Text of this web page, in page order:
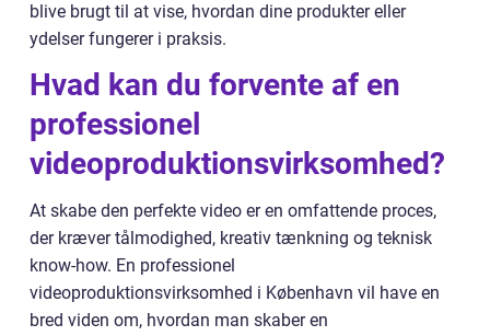
blive brugt til at vise, hvordan dine produkter eller
ydelser fungerer i praksis.
Hvad kan du forvente af en
professionel
videoproduktionsvirksomhed?
At skabe den perfekte video er en omfattende proces,
der kræver tålmodighed, kreativ tænkning og teknisk
know-how. En professionel
videoproduktionsvirksomhed i København vil have en
bred viden om, hvordan man skaber en